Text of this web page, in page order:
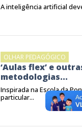
A inteligência artificial
OLHAR PEDAGÓGICO
‘Aulas flex’ e
metodologias...
Inspirada na Escola da
particular...